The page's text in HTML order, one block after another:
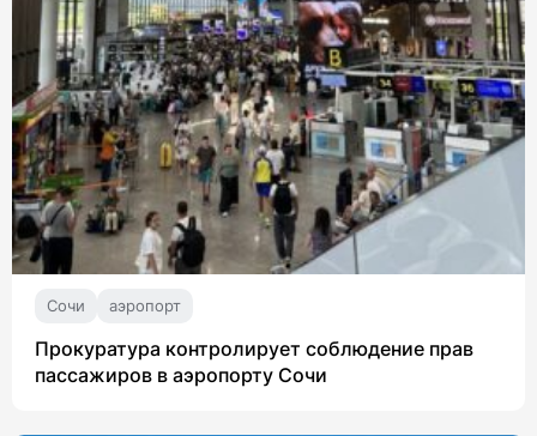
Сочи аэропорт
Прокуратура контролирует соблюдение прав
пассажиров в аэропорту Сочи